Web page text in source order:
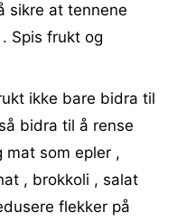
sikre at tennene
Spis frukt og
ikke bare bidra til
bidra til å rense
mat som epler ,
, brokkoli , salat
flekker på